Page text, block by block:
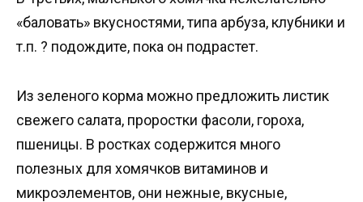
«баловать» вкусностями, типа арбуза, клубники и
т.п. ? подождите, пока он подрастет.
Из зеленого корма можно предложить листик
свежего салата, проростки фасоли, гороха,
пшеницы. В ростках содержится много
полезных для хомячков витаминов и
микроэлементов, они нежные, вкусные,